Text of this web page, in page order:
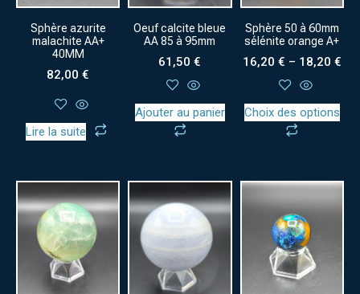
Sphère azurite
malachite AA+
40MM
82,00€
Lire la suite
Oeuf calcite bleue
AA 85 à 95mm
61,50€
Ajouter au panier
Sphère 50 à 60mm
sélénite orange A+
16,20 € – 18,20 €
Choix des options